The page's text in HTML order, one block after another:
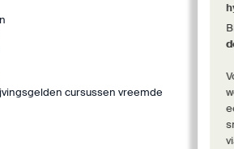
cursussen vreemde